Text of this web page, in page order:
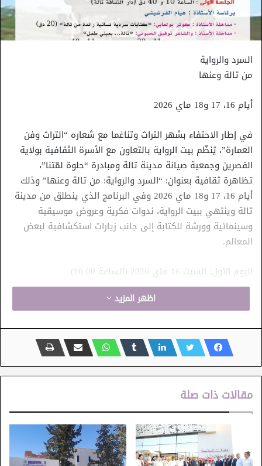
السرد والرواية
من تالة وعنها
أيام 16، 17 و18 ماي 2026
في إطار الاحتفاء بشهر التراث وتناغما مع شعاره “التراث وفن
العمارة”، يُنظّم بيت الرواية بالتعاون مع الأسرة الثقافية بولاية
القصرين وجمعية صيانة مدينة تالة ومبادرة “حلوة لمّتنا”،
تظاهرة ثقافية بعنوان: “السرد والرواية: من تالة وعنها” وذلك
أيام 16، 17 و18 ماي 2026 وفي البرنامج الذي ينطلق من مدينة
تالة وينتهي ببيت الرواية، ندوات فكرية وعروض موسيقية
وسينمائية وورشة للكتابة إلى جانب زيارات استكشافية لبعض
المعالم.
اليوم الأول: السبت 16 ماي 2026 (الساعة 00 10)
الكلمات الافتتاحية
الجلسة الأولى الساعة 10 و 40 دق (دار الثقافة تالة) برئاسة
مداخلة الأستاذة كوثر بولعابي: “كتابات سردية نسائية رائدة من
تالة” (20 دق)
مداخلة الأستاذ والشاعر توفيق الحيوني: “تالة… بعيني طفل”
– استراحة قهوة من الساعة 11 و 20 دق إلى الساعة 11 و 40
دق يتخللها عرض موسيقى للأخوين : آمنة وأمان سايحي
مداخلة الأستاذ رضا السهيلي: “خربشات ثلاثي الماء- المقدس-
المدنس من خلال المعمار بتالة” (20 دق)
مداخلة الأستاذ الناصر تليلي: “من الرواية إلى الشاشة” (20 دق)
اظهر المزيد
مقالات ذات صلة